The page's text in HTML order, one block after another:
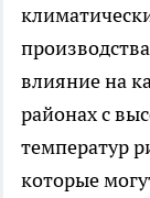
влияние на
районах с
температур
которые